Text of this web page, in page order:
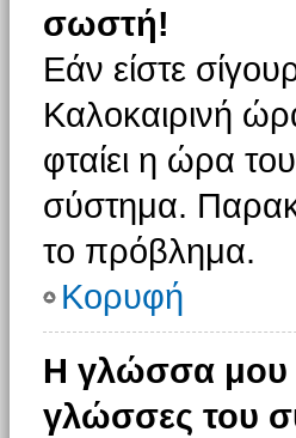
σωστή!
Εάν είστε
Καλοκαιρινή
φταίει η ώρα
σύστημα.
το πρόβλημα.
Κορυφή
Η γλώσσα μου
γλώσσες του